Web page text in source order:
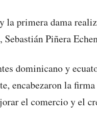
la primera dama
Piñera
dominicano y
encabezaron la
el comercio y el